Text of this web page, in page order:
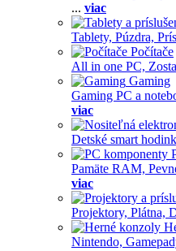
... viac
Tablety, Púzdra,
Počítače
All in one PC,
Gaming
Gaming PC a
viac
Detské smart
Pamäte RAM,
viac
Projektory, Plátna,
Nintendo,